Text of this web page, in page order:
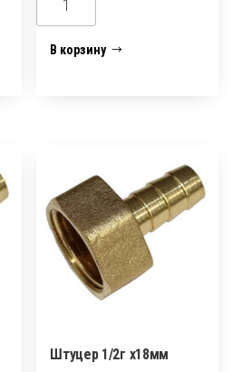
товара
Штуцер
В корзину
Штуцер 1/2г х18мм